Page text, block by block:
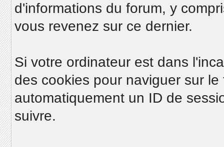
d'informations du forum, y
vous revenez sur ce dernier.
Si votre ordinateur est dans
des cookies pour naviguer sur
automatiquement un ID de
suivre.